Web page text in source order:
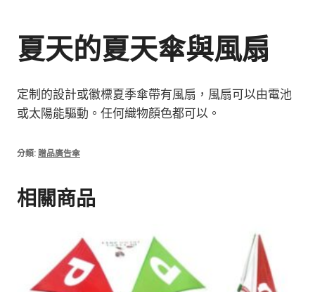
夏天的夏天傘與風扇
定制的設計或徽標夏季傘帶有風扇，風扇可以由電池
或太陽能驅動。任何織物顏色都可以。
分類: 贈品廣告傘
相關商品